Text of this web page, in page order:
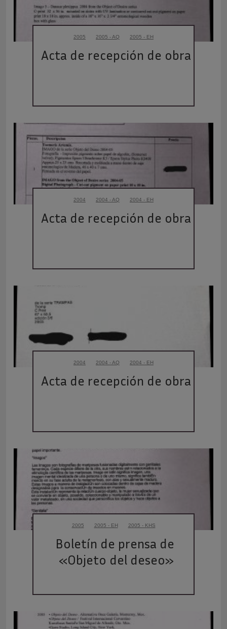
2005 2005 - AQ 2005 - EH
Acta de recepción de obra
2004 2004 - AQ 2004 - EH
Acta de recepción de obra
2004 2004 - AQ 2004 - EH
Acta de recepción de obra
2005 2005 - EH 2005 - KHS
Boletín de prensa de
«Objeto del deseo»